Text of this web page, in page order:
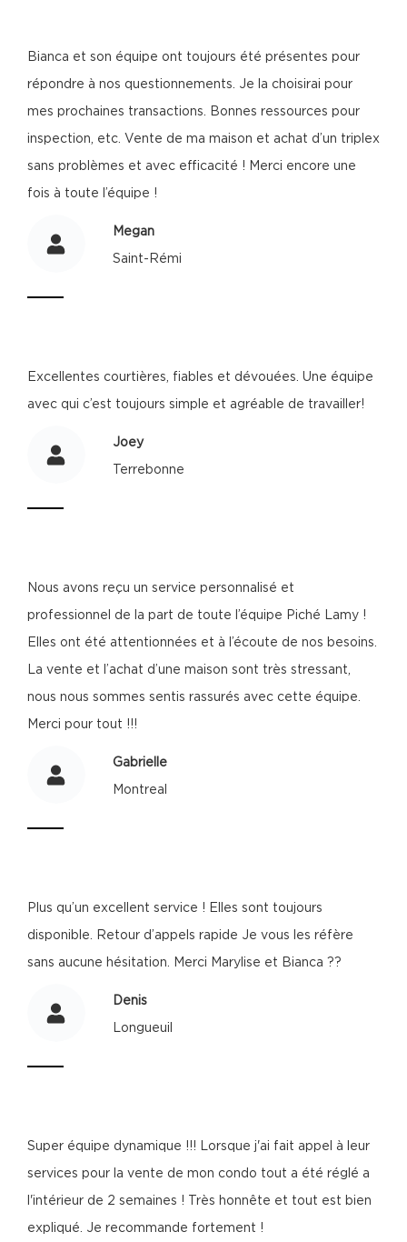
Bianca et son équipe ont toujours été présentes pour
répondre à nos questionnements. Je la choisirai pour
mes prochaines transactions. Bonnes ressources pour
inspection, etc. Vente de ma maison et achat d’un triplex
sans problèmes et avec efficacité ! Merci encore une
fois à toute l’équipe !
Megan
Saint-Rémi
Excellentes courtières, fiables et dévouées. Une équipe
avec qui c’est toujours simple et agréable de travailler!
Joey
Terrebonne
Nous avons reçu un service personnalisé et
professionnel de la part de toute l’équipe Piché Lamy !
Elles ont été attentionnées et à l’écoute de nos besoins.
La vente et l’achat d’une maison sont très stressant,
nous nous sommes sentis rassurés avec cette équipe.
Merci pour tout !!!
Gabrielle
Montreal
Plus qu’un excellent service ! Elles sont toujours
disponible. Retour d’appels rapide Je vous les réfère
sans aucune hésitation. Merci Marylise et Bianca ??
Denis
Longueuil
Super équipe dynamique !!! Lorsque j'ai fait appel à leur
services pour la vente de mon condo tout a été réglé a
l'intérieur de 2 semaines ! Très honnête et tout est bien
expliqué. Je recommande fortement !